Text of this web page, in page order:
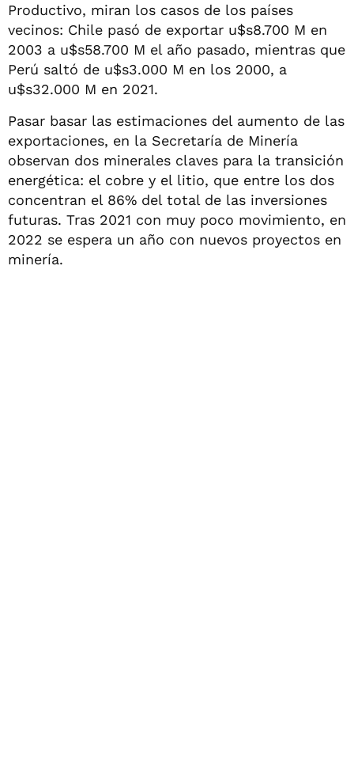
Productivo, miran los casos de los países
vecinos: Chile pasó de exportar u$s8.700 M en
2003 a u$s58.700 M el año pasado, mientras que
Perú saltó de u$s3.000 M en los 2000, a
u$s32.000 M en 2021.
Pasar basar las estimaciones del aumento de las
exportaciones, en la Secretaría de Minería
observan dos minerales claves para la transición
energética: el cobre y el litio, que entre los dos
concentran el 86% del total de las inversiones
futuras. Tras 2021 con muy poco movimiento, en
2022 se espera un año con nuevos proyectos en
minería.